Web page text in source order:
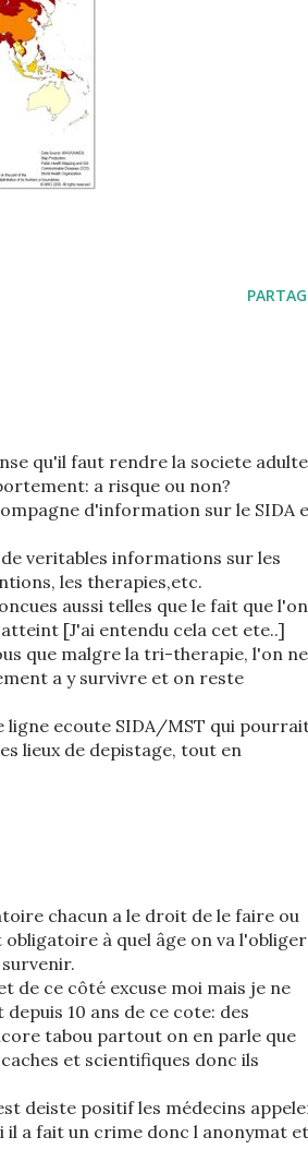
qu'il faut rendre la societe
a risque ou non?
d'information sur le SIDA
veritables informations sur les
les therapies,etc.
aussi telles que le fait que l'on
[J'ai entendu cela cet ete..]
que malgre la tri-therapie, l'on ne
a y survivre et on reste
ligne ecoute SIDA/MST qui
lieux de depistage, tout en
chacun a le droit de le faire ou
à quel âge on va
de ce côté excuse moi mais je ne
10 ans de ce cote: des
tabou partout on en parle que
et scientifiques donc ils
deiste positif les médecins
a fait un crime donc l anonymat et